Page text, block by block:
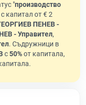
"производство
с капитал от € 2
ПЕНЕВ -
- Управител,
. Съдружници в
с50%от капитала,